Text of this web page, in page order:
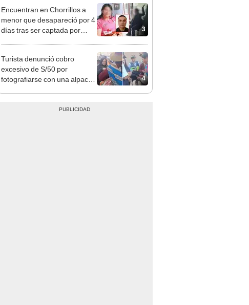
3
Encuentran en Chorrillos a
menor que desapareció por 4
días tras ser captada por
4
Turista denunció cobro
excesivo de S/50 por
fotografiarse con una alpaca